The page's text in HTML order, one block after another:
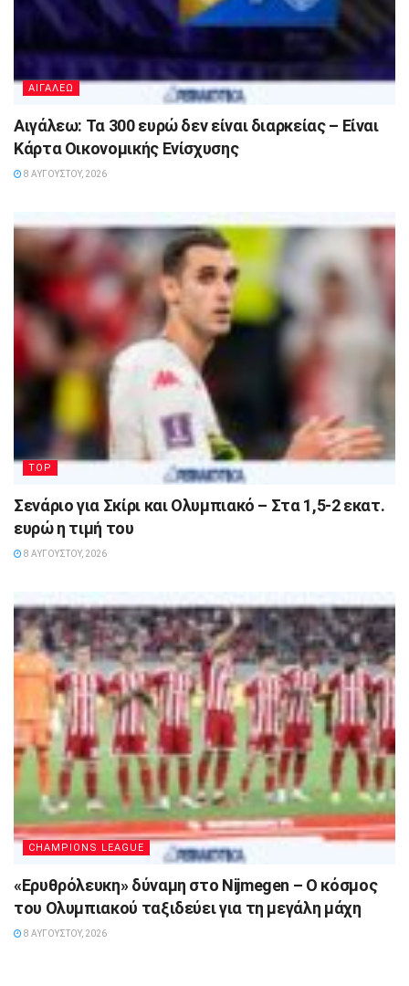
ΑΙΓΑΛΕΩ
Αιγάλεω: Τα 300 ευρώ δεν είναι διαρκείας – Είναι
Κάρτα Οικονομικής Ενίσχυσης
8 ΑΥΓΟΎΣΤΟΥ, 2026
TOP
Σενάριο για Σκίρι και Ολυμπιακό – Στα 1,5-2 εκατ.
ευρώ η τιμή του
8 ΑΥΓΟΎΣΤΟΥ, 2026
CHAMPIONS LEAGUE
«Ερυθρόλευκη» δύναμη στο Nijmegen – Ο κόσμος
του Ολυμπιακού ταξιδεύει για τη μεγάλη μάχη
8 ΑΥΓΟΎΣΤΟΥ, 2026